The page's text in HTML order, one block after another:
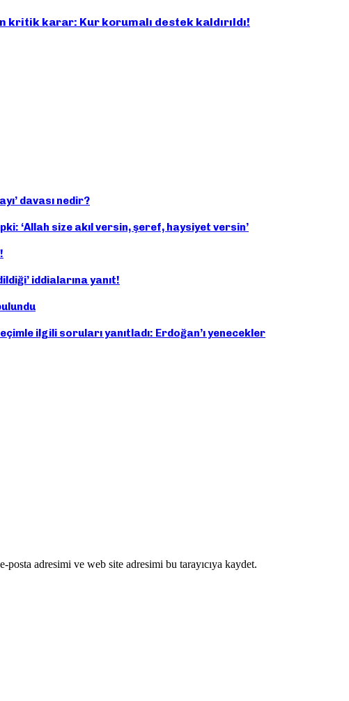
kritik karar: Kur korumalı destek kaldırıldı!
davası nedir?
‘Allah size akıl versin, şeref, haysiyet versin’
iddialarına yanıt!
ilgili soruları yanıtladı: Erdoğan’ı yenecekler
posta adresimi ve web site adresimi bu tarayıcıya kaydet.